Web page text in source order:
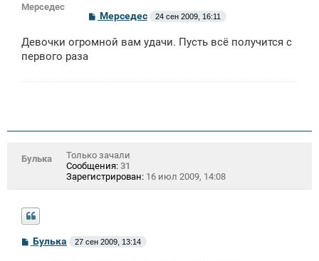
Мерседес
С
б
Мерседес 24 сен 2009, 16:11
Девочки огромной вам удачи. Пусть всё получится с
первого раза
Булька
Только зачали
Сообщения: 31
Зарегистрирован: 16 июл 2009, 14:08
С
о
Булька 27 сен 2009, 13:14